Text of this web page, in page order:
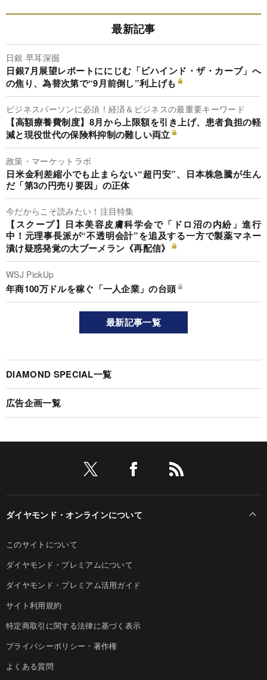
最新記事
日銀 早耳深掘
日銀7月展望レポートににじむ「ビハインド・ザ・カーブ」へ
の焦り、為替次第で“9月前倒し”利上げも
ビジネスパーソンに必須！経済＆ビジネスの最重要キーワード
【高額療養費制度】8月から上限額を引き上げ、患者負担の軽
減と現役世代の保険料抑制の難しい両立
政策・マーケットラボ
日米金利差縮小でも止まらない“超円安”、日本株急騰が生ん
だ「第3の円売り要因」の正体
今だからこそ読みたい！注目特集
【スクープ】日本美容皮膚科学会で「ドロ沼の内紛」進行
中！元理事長派が“不透明会計”を追及する一方で製薬マネー
漬け疑惑発覚の大ブーメラン《再配信》
WSJ PickUp
年商100万ドルを稼ぐ「一人企業」の台頭
最新記事一覧
DIAMOND SPECIAL一覧
広告企画一覧
ダイヤモンド・オンラインについて
このサイトについて
ダイヤモンド・プレミアムについて
ダイヤモンド・プレミアム活用ガイド
サイト利用規約
特定商取引に関する法律に基づく表示
プライバシーポリシー・著作権
よくある質問